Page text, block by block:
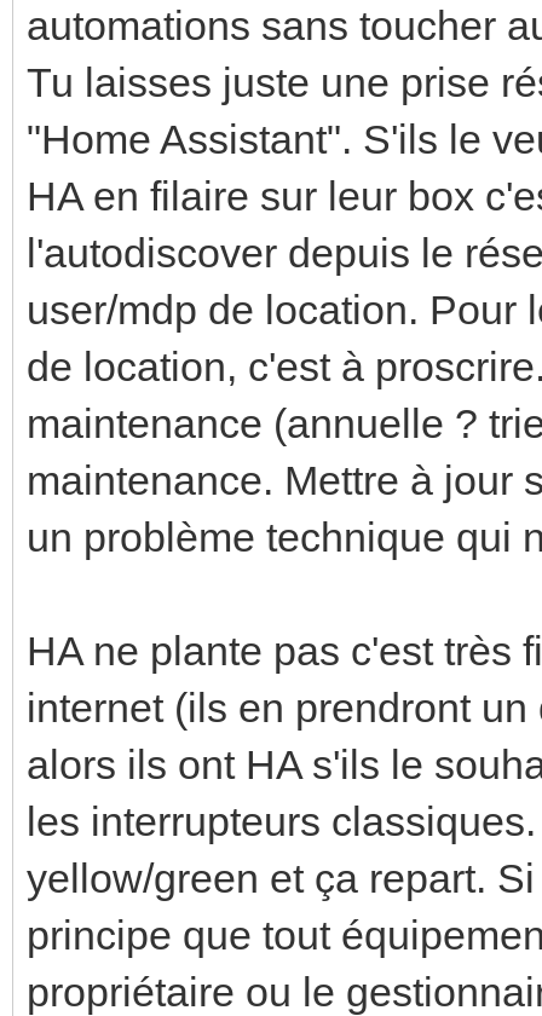
automations sans toucher
Tu laisses juste une prise
"Home Assistant". S'ils le
HA en filaire sur leur box
l'autodiscover depuis le
user/mdp de location. Pour
de location, c'est à
maintenance (annuelle ?
maintenance. Mettre à jour
un problème technique qui
HA ne plante pas c'est très
internet (ils en prendront
alors ils ont HA s'ils le
les interrupteurs
yellow/green et ça repart.
principe que tout
propriétaire ou le